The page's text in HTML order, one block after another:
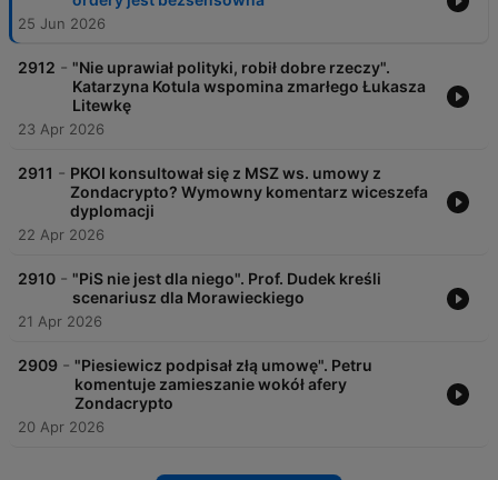
25 Jun 2026
2912 - "Nie uprawiał polityki, robił dobre rzeczy".
Katarzyna Kotula wspomina zmarłego Łukasza
Litewkę
23 Apr 2026
2911 - PKOI konsultował się z MSZ ws. umowy z
Zondacrypto? Wymowny komentarz wiceszefa
dyplomacji
22 Apr 2026
2910 - "PiS nie jest dla niego". Prof. Dudek kreśli
scenariusz dla Morawieckiego
21 Apr 2026
2909 - "Piesiewicz podpisał złą umowę". Petru
komentuje zamieszanie wokół afery
Zondacrypto
20 Apr 2026